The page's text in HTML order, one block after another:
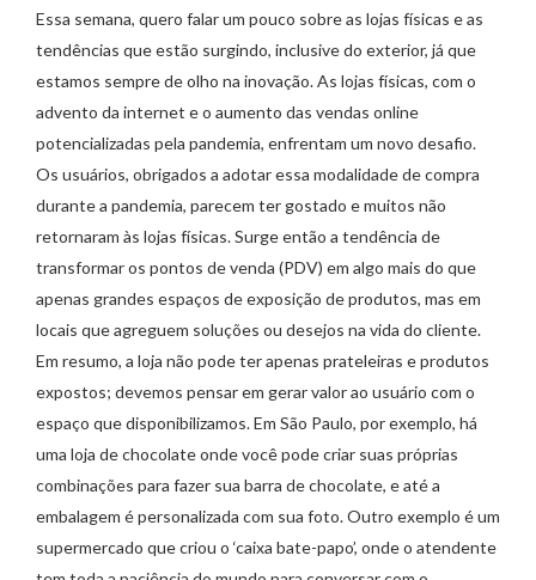
Essa semana, quero falar um pouco sobre as lojas físicas e as
tendências que estão surgindo, inclusive do exterior, já que
estamos sempre de olho na inovação. As lojas físicas, com o
advento da internet e o aumento das vendas online
potencializadas pela pandemia, enfrentam um novo desafio.
Os usuários, obrigados a adotar essa modalidade de compra
durante a pandemia, parecem ter gostado e muitos não
retornaram às lojas físicas. Surge então a tendência de
transformar os pontos de venda (PDV) em algo mais do que
apenas grandes espaços de exposição de produtos, mas em
locais que agreguem soluções ou desejos na vida do cliente.
Em resumo, a loja não pode ter apenas prateleiras e produtos
expostos; devemos pensar em gerar valor ao usuário com o
espaço que disponibilizamos. Em São Paulo, por exemplo, há
uma loja de chocolate onde você pode criar suas próprias
combinações para fazer sua barra de chocolate, e até a
embalagem é personalizada com sua foto. Outro exemplo é um
supermercado que criou o ‘caixa bate-papo’, onde o atendente